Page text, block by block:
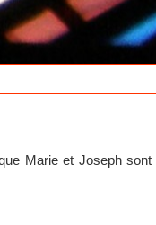
Marie et Joseph sont